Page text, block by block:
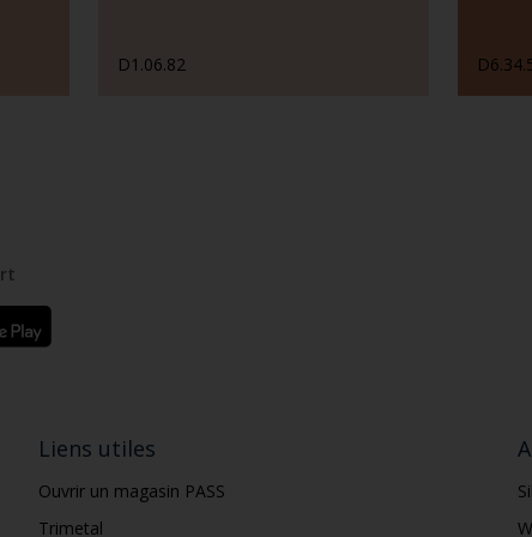
D1.06.82
Liens utiles
Ouvrir un magasin PASS
Trimetal